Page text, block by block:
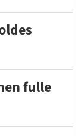
fulle